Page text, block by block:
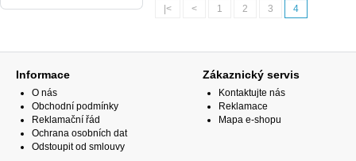
|< < 1 2 3 4
Informace
O nás
Obchodní podmínky
Reklamační řád
Ochrana osobních dat
Odstoupit od smlouvy
Zákaznický servis
Kontaktujte nás
Reklamace
Mapa e-shopu